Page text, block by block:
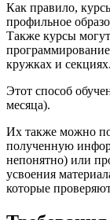
Как правило,
профильное
Также курсы
кружках и секциях.
Этот способ
месяца).
Их также можно
полученную
непонятно) или
усвоения
которые